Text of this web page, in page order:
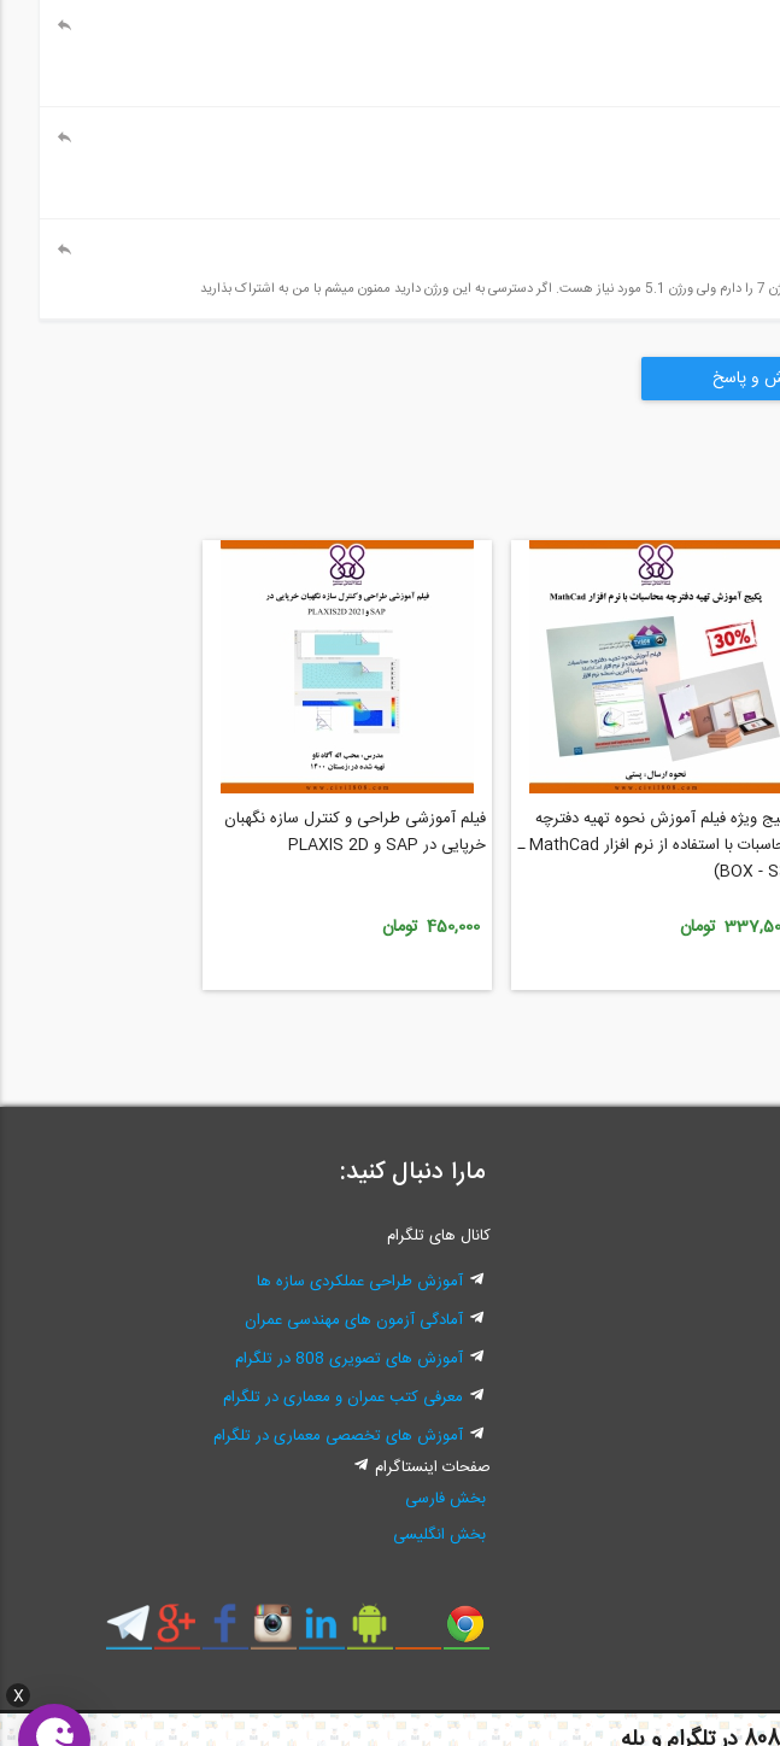
X
و پاسخ
ویژه فیلم آموزش نحوه تهیه دفترچه
محاسبات با استفاده از نرم افزار MathCad ـ
تومان
فیلم آموزشی طراحی و کنترل سازه نگهبان
خرپایی در SAP و PLAXIS 2D
450,000 تومان
مارا دنبال کنید:
کانال های تلگرام
آموزش طراحی عملکردی سازه ها
آمادگی آزمون های مهندسی عمران
آموزش های تصویری 808 در تلگرام
معرفی کتب عمران و معماری در تلگرام
آموزش های تخصصی معماری در تلگرام
صفحات اینستاگرام
بخش فارسی
بخش انگلیسی